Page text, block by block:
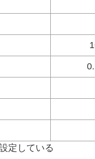
定している